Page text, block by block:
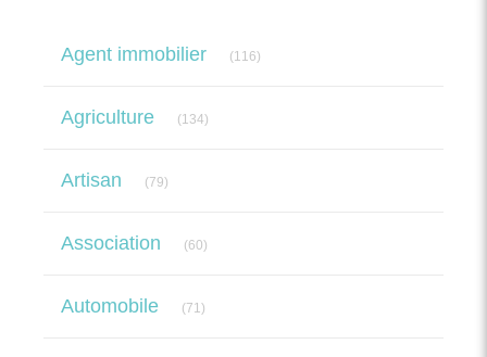
Agent immobilier (116)
Agriculture (134)
Artisan (79)
Association (60)
Automobile (71)